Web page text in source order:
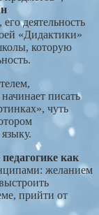
деятельность
«Дидактики»
которую
писать
чуть
педагогике как
желанием
прийти от